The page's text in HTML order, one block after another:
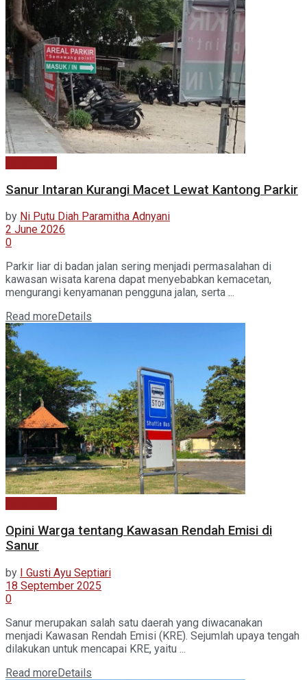
Sanur Intaran Kurangi Macet Lewat Kantong Parkir
by Ni Putu Diah Paramitha Adnyani
2 June 2026
0
Parkir liar di badan jalan sering menjadi permasalahan di
kawasan wisata karena dapat menyebabkan kemacetan,
mengurangi kenyamanan pengguna jalan, serta ...
Read more Details
Opini Warga tentang Kawasan Rendah Emisi di
Sanur
by I Gusti Ayu Septiari
18 September 2025
0
Sanur merupakan salah satu daerah yang diwacanakan
menjadi Kawasan Rendah Emisi (KRE). Sejumlah upaya tengah
dilakukan untuk mencapai KRE, yaitu ...
Read moreDetails